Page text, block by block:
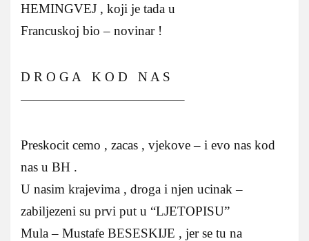
HEMINGVEJ , koji je tada u
Francuskoj bio – novinar !
D R O G A K O D N A S
————————————–
Preskocit cemo , zacas , vjekove – i evo nas kod
nas u BH .
U nasim krajevima , droga i njen ucinak –
zabiljezeni su prvi put u “LJETOPISU”
Mula – Mustafe BESESKIJE , jer se tu na